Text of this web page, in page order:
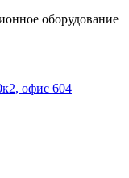
оборудование
офис 604